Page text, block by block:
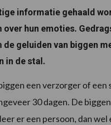
informatie gehaald
hun emoties.
geluiden van biggen
in de stal.
een verzorger of
30 dagen. De
er een persoon, dan wel